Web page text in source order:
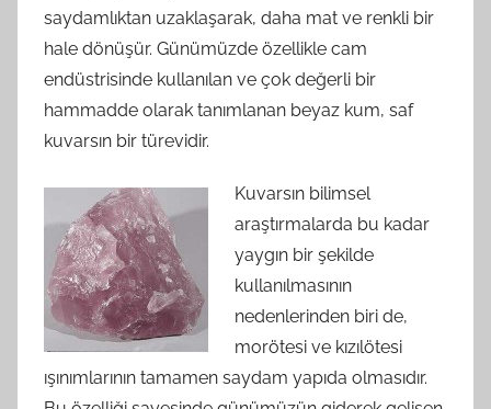
saydamlıktan uzaklaşarak, daha mat ve renkli bir
hale dönüşür. Günümüzde özellikle cam
endüstrisinde kullanılan ve çok değerli bir
hammadde olarak tanımlanan beyaz kum, saf
kuvarsın bir türevidir.
Kuvarsın bilimsel
araştırmalarda bu kadar
yaygın bir şekilde
kullanılmasının
nedenlerinden biri de,
morötesi ve kızılötesi
ışınımlarının tamamen saydam yapıda olmasıdır.